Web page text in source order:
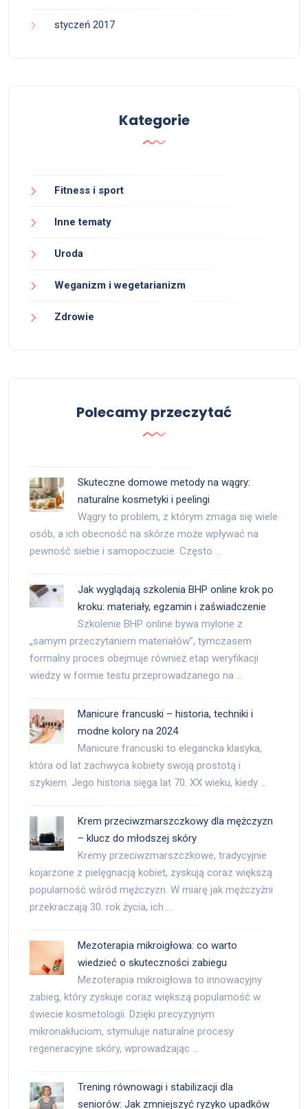
styczeń 2017
Kategorie
Fitness i sport
Inne tematy
Uroda
Weganizm i wegetarianizm
Zdrowie
Polecamy przeczytać
Skuteczne domowe metody na wągry:
naturalne kosmetyki i peelingi
Wągry to problem, z którym zmaga się wiele
osób, a ich obecność na skórze może wpływać na
pewność siebie i samopoczucie. Często …
Jak wyglądają szkolenia BHP online krok po
kroku: materiały, egzamin i zaświadczenie
Szkolenie BHP online bywa mylone z
„samym przeczytaniem materiałów”, tymczasem
formalny proces obejmuje również etap weryfikacji
wiedzy w formie testu przeprowadzanego na …
Manicure francuski – historia, techniki i
modne kolory na 2024
Manicure francuski to elegancka klasyka,
która od lat zachwyca kobiety swoją prostotą i
szykiem. Jego historia sięga lat 70. XX wieku, kiedy …
Krem przeciwzmarszczkowy dla mężczyzn
– klucz do młodszej skóry
Kremy przeciwzmarszczkowe, tradycyjnie
kojarzone z pielęgnacją kobiet, zyskują coraz większą
popularność wśród mężczyzn. W miarę jak mężczyźni
przekraczają 30. rok życia, ich …
Mezoterapia mikroigłowa: co warto
wiedzieć o skuteczności zabiegu
Mezoterapia mikroigłowa to innowacyjny
zabieg, który zyskuje coraz większą popularność w
świecie kosmetologii. Dzięki precyzyjnym
mikronakłuciom, stymuluje naturalne procesy
regeneracyjne skóry, wprowadzając …
Trening równowagi i stabilizacji dla
seniorów: Jak zmniejszyć ryzyko upadków